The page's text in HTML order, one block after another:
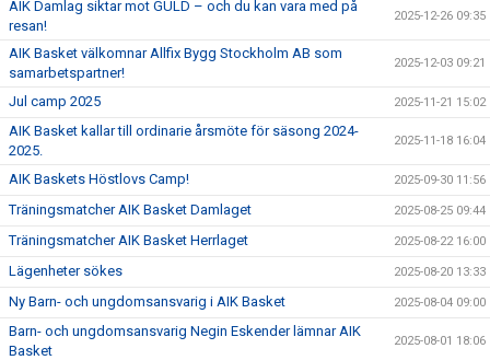
AIK Damlag siktar mot GULD – och du kan vara med på
resan!
2025-12-26 09:35
AIK Basket välkomnar Allfix Bygg Stockholm AB som
samarbetspartner!
2025-12-03 09:21
Jul camp 2025 2025-11-21 15:02
AIK Basket kallar till ordinarie årsmöte för säsong 2024-
2025.
2025-11-18 16:04
AIK Baskets Höstlovs Camp! 2025-09-30 11:56
Träningsmatcher AIK Basket Damlaget 2025-08-25 09:44
Träningsmatcher AIK Basket Herrlaget 2025-08-22 16:00
Lägenheter sökes 2025-08-20 13:33
Ny Barn- och ungdomsansvarig i AIK Basket 2025-08-04 09:00
Barn- och ungdomsansvarig Negin Eskender lämnar AIK
Basket
2025-08-01 18:06